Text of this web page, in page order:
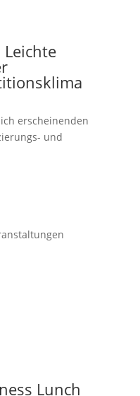
Leichte
erscheinenden
und
Lunch